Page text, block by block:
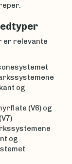
er relevante
og
(V6) og
og